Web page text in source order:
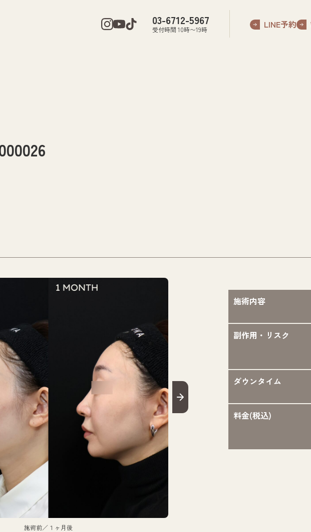
03-6712-5967
受付時間 10時〜19時 LINE予約
施術前／１ヶ月後
施術内容
副作用・リスク
ダウンタイム
料金(税込)